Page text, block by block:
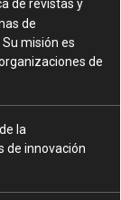
de revistas y
de
misión es
de
la
de innovación